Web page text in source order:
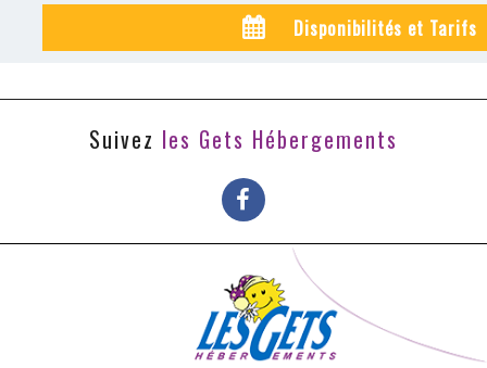
Disponibilités et Tarifs
Suivez les Gets Hébergements